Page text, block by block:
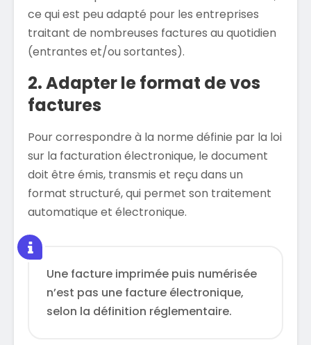
ce qui est peu adapté pour les entreprises
traitant de nombreuses factures au quotidien
(entrantes et/ou sortantes).
2. Adapter le format de vos
factures
Pour correspondre à la norme définie par la loi
sur la facturation électronique, le document
doit être émis, transmis et reçu dans un
format structuré, qui permet son traitement
automatique et électronique.
Une facture imprimée puis numérisée
n’est pas une facture électronique,
selon la définition réglementaire.